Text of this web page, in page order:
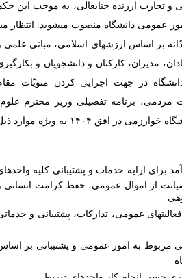
ارزنده جناب­عالی، به موجب این حکم
دانشگاه منصوب می­شوید. انتظار می­
بر اساس ارزش­های اسلامی، مبانی علمی و
مدیران، کارکنان و دانشجویان و بکارگیری
در جهت اجرایی کردن منویّات مقام
برنامه تفصیلی وزیر محترم علوم،
تحقیقات و فناوری و برنامه دانشگاه خوارزمی در افق ۱۴۰۴ به ویژه موارد ذیل
برای ارایه خدمات و پشتیبانی کلیه واحدهای
صیانت از اموال عمومی، حفظ کرامت انسانی و
عمومی، تدارکات، پشتیبانی و خدماتی
مربوط به امور عمومی و پشتیبانی بر اساس